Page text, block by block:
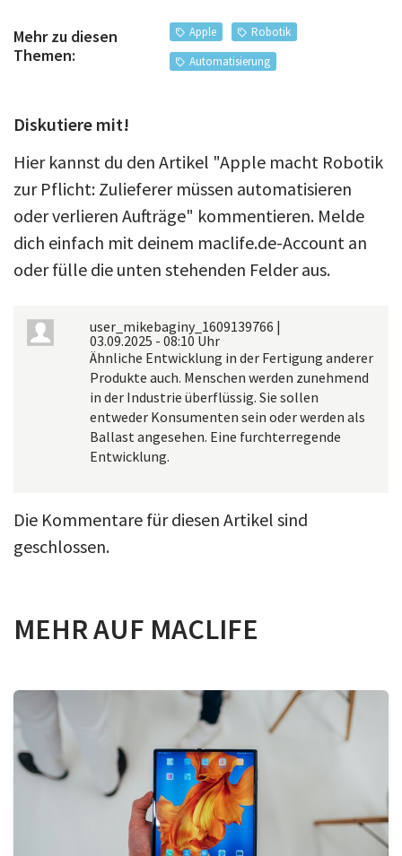
Mehr zu diesen
Themen:
Apple
Robotik
Automatisierung
Diskutiere mit!
Hier kannst du den Artikel "Apple macht Robotik
zur Pflicht: Zulieferer müssen automatisieren
oder verlieren Aufträge" kommentieren. Melde
dich einfach mit deinem maclife.de-Account an
oder fülle die unten stehenden Felder aus.
user_mikebaginy_1609139766 |
03.09.2025 - 08:10 Uhr
Ähnliche Entwicklung in der Fertigung anderer
Produkte auch. Menschen werden zunehmend
in der Industrie überflüssig. Sie sollen
entweder Konsumenten sein oder werden als
Ballast angesehen. Eine furchterregende
Entwicklung.
Die Kommentare für diesen Artikel sind
geschlossen.
MEHR AUF MACLIFE